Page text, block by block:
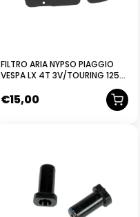
FILTRO ARIA NYPSO PIAGGIO
VESPA LX 4T 3V/TOURING 125-
€15,00